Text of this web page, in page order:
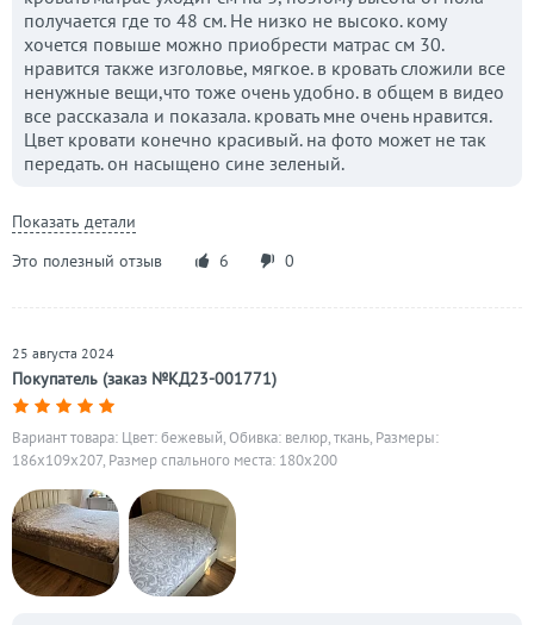
получается где то 48 см. Не низко не высоко. кому
хочется повыше можно приобрести матрас см 30.
нравится также изголовье, мягкое. в кровать сложили все
ненужные вещи,что тоже очень удобно. в общем в видео
все рассказала и показала. кровать мне очень нравится.
Цвет кровати конечно красивый. на фото может не так
передать. он насыщено сине зеленый.
Показать детали
Это полезный отзыв
6 0
Покупатель (заказ №КД23-001771)
25 августа 2024
Вариант товара: Цвет: бежевый, Обивка: велюр, ткань, Размеры:
186x109x207, Размер спального места: 180х200